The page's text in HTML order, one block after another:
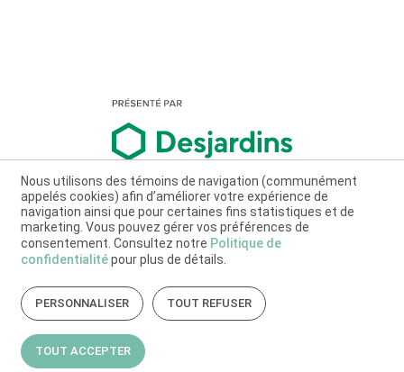
Nous utilisons des témoins de navigation (communément
appelés cookies) afin d’améliorer votre expérience de
navigation ainsi que pour certaines fins statistiques et de
marketing. Vous pouvez gérer vos préférences de
consentement. Consultez notre Politique de
confidentialitépour plus de détails.
PERSONNALISER TOUT REFUSER
TOUT ACCEPTER